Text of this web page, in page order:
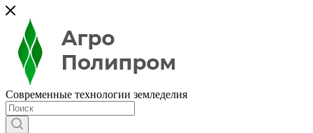
Современные технологии земледелия